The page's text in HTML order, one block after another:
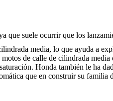
suele ocurrir que los
media, lo que ayuda a
de calle de cilindrada
Honda también le ha
que en construir su familia